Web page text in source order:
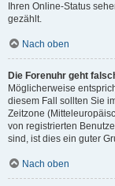
Ihren Online-Status
gezählt.
Nach oben
Die Forenuhr geht
Möglicherweise
diesem Fall sollten Sie
Zeitzone
von registrierten
sind, ist dies ein guter
Nach oben